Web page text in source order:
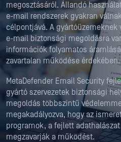
megosztásáról. Állandó
e-mail rendszerek gyakran
célpontjává. A
e-mail biztonsági megoldásra
információk folyamatos
zavartalan működése érdekében.
MetaDefender Email Security
gyártó szervezetek biztonsági
megoldás többszintű
megakadályozva, hogy az
programok, a fejlett
megzavarják a működést.